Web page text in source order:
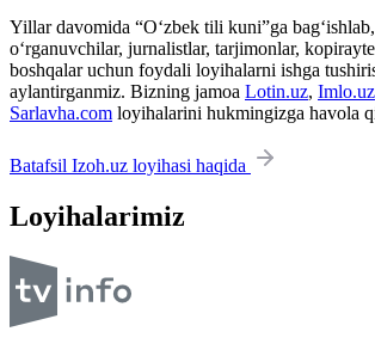
Yillar davomida “O‘zbek tili kuni”ga
o‘rganuvchilar, jurnalistlar, tarjimonlar,
boshqalar uchun foydali loyihalarni ishga
aylantirganmiz. Bizning jamoa Lotin.uz, Imlo.uz
Sarlavha.com loyihalarini hukmingizga havola
Batafsil Izoh.uz loyihasi haqida
Loyihalarimiz